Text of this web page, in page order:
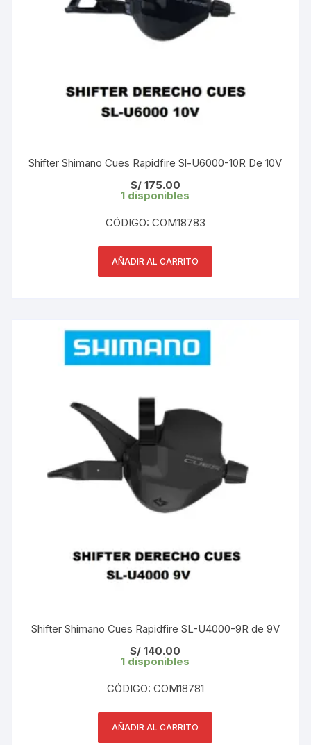
Shifter Shimano Cues Rapidfire Sl-U6000-10R De 10V
S/175.00
1 disponibles
CÓDIGO: COM18783
AÑADIR AL CARRITO
Shifter Shimano Cues Rapidfire SL-U4000-9R de 9V
S/ 140.00
1 disponibles
CÓDIGO: COM18781
AÑADIR AL CARRITO